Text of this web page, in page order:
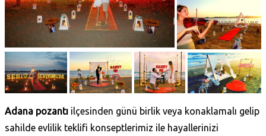
Adana pozantı ilçesinden günü birlik veya konaklamalı gelip
sahilde evlilik teklifi konseptlerimiz ile hayallerinizi